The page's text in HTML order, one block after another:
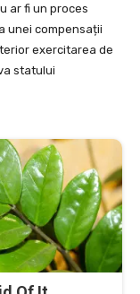
ar fi un proces
unei compensații
exercitarea de
statului